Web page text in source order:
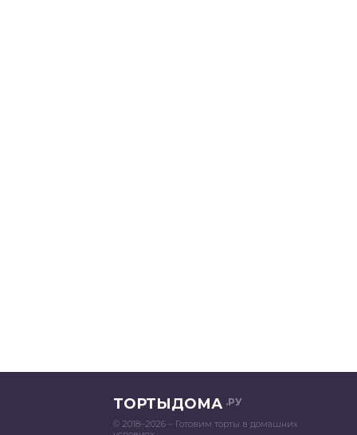
ТОРТЫДОМА .РУ
© 2018–2026 – Готовим торты в домашних